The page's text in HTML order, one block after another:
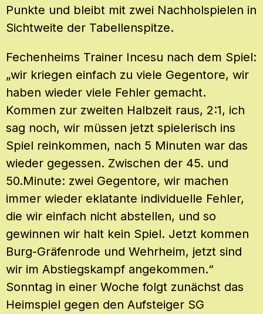
Punkte und bleibt mit zwei Nachholspielen in
Sichtweite der Tabellenspitze.
Fechenheims Trainer Incesu nach dem Spiel:
„wir kriegen einfach zu viele Gegentore, wir
haben wieder viele Fehler gemacht.
Kommen zur zweiten Halbzeit raus, 2:1, ich
sag noch, wir müssen jetzt spielerisch ins
Spiel reinkommen, nach 5 Minuten war das
wieder gegessen. Zwischen der 45. und
50.Minute: zwei Gegentore, wir machen
immer wieder eklatante individuelle Fehler,
die wir einfach nicht abstellen, und so
gewinnen wir halt kein Spiel. Jetzt kommen
Burg-Gräfenrode und Wehrheim, jetzt sind
wir im Abstiegskampf angekommen.“
Sonntag in einer Woche folgt zunächst das
Heimspiel gegen den Aufsteiger SG